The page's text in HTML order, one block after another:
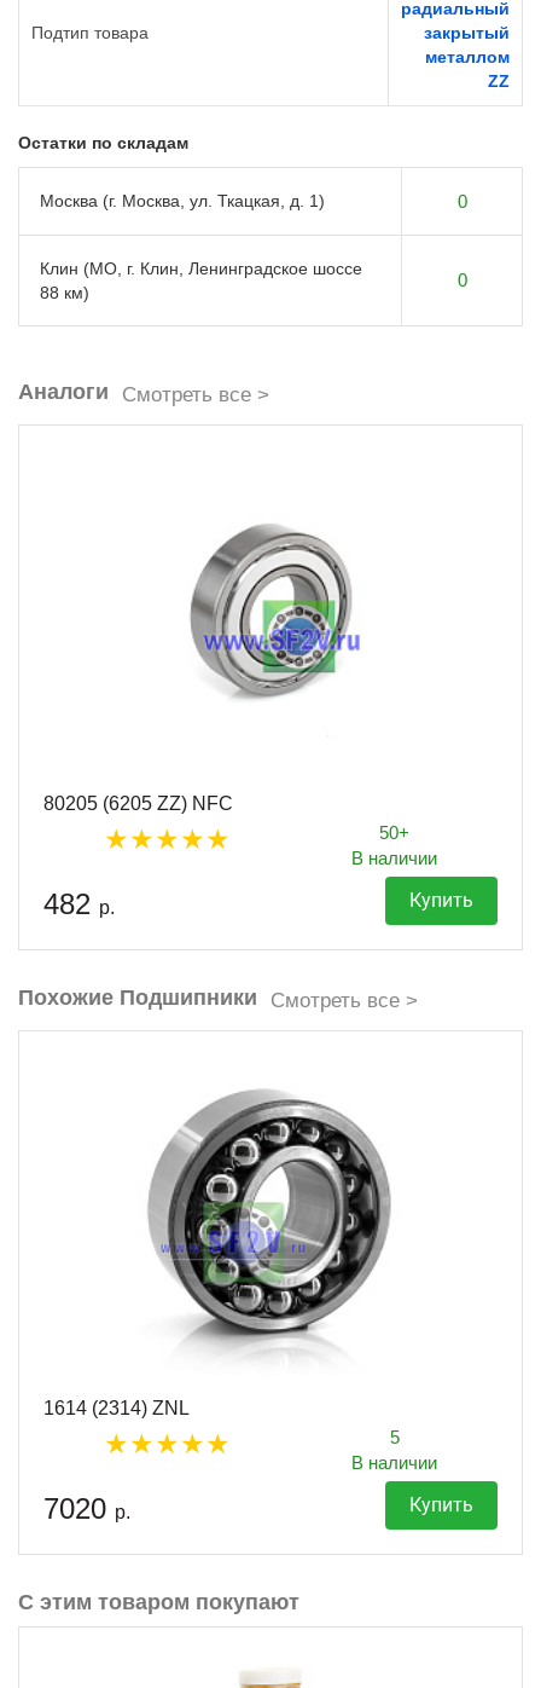
Подтип товара
радиальный
закрытый
металлом
ZZ
Остатки по складам
Москва (г. Москва, ул. Ткацкая, д. 1) 0
Клин (МО, г. Клин, Ленинградское шоссе
88 км)
0
Аналоги Смотреть все >
80205 (6205 ZZ) NFC
50+
В наличии
482 р. Купить
Похожие Подшипники Смотреть все >
1614 (2314) ZNL
5
В наличии
7020 р. Купить
С этим товаром покупают